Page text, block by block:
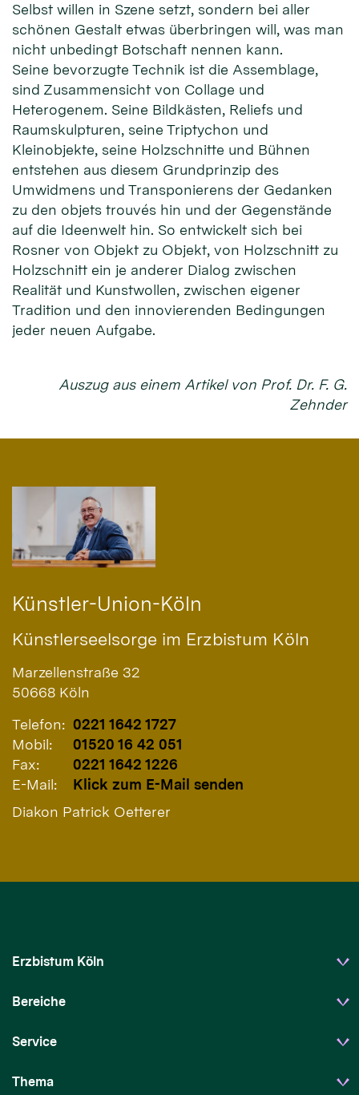
Selbst willen in Szene setzt, sondern bei aller
schönen Gestalt etwas überbringen will, was man
nicht unbedingt Botschaft nennen kann.
Seine bevorzugte Technik ist die Assemblage,
sind Zusammensicht von Collage und
Heterogenem. Seine Bildkästen, Reliefs und
Raumskulpturen, seine Triptychon und
Kleinobjekte, seine Holzschnitte und Bühnen
entstehen aus diesem Grundprinzip des
Umwidmens und Transponierens der Gedanken
zu den objets trouvés hin und der Gegenstände
auf die Ideenwelt hin. So entwickelt sich bei
Rosner von Objekt zu Objekt, von Holzschnitt zu
Holz­schnitt ein je anderer Dialog zwischen
Realität und Kunstwollen, zwischen eigener
Tradition und den innovierenden Bedingungen
jeder neuen Aufgabe.
Auszug aus einem Artikel von Prof. Dr. F. G.
Zehnder
Künstler-Union-Köln
Künstlerseelsorge im Erzbistum Köln
Marzellenstraße 32
50668 Köln
Telefon: 0221 1642 1727
Mobil:
01520 16 42 051
Fax:
0221 1642 1226
E-Mail:
Klick zum E-Mail senden
Diakon Patrick Oetterer
Erzbistum Köln
Bereiche
Service
Thema